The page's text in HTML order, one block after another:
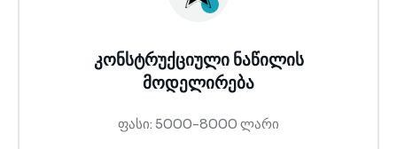
კონსტრუქციული ნაწილის
მოდელირება
ფასი: 5000-8000 ლარი